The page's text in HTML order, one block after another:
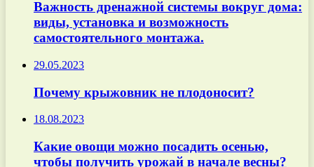
Важность дренажной системы вокруг дома:
виды, установка и возможность
самостоятельного монтажа.
29.05.2023
Почему крыжовник не плодоносит?
18.08.2023
Какие овощи можно посадить осенью,
чтобы получить урожай в начале весны?